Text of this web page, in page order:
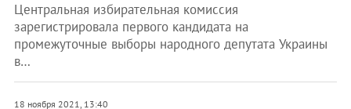
Центральная избирательная комиссия
зарегистрировала первого кандидата на
промежуточные выборы народного депутата Украины
в…
18 ноября 2021, 13:40